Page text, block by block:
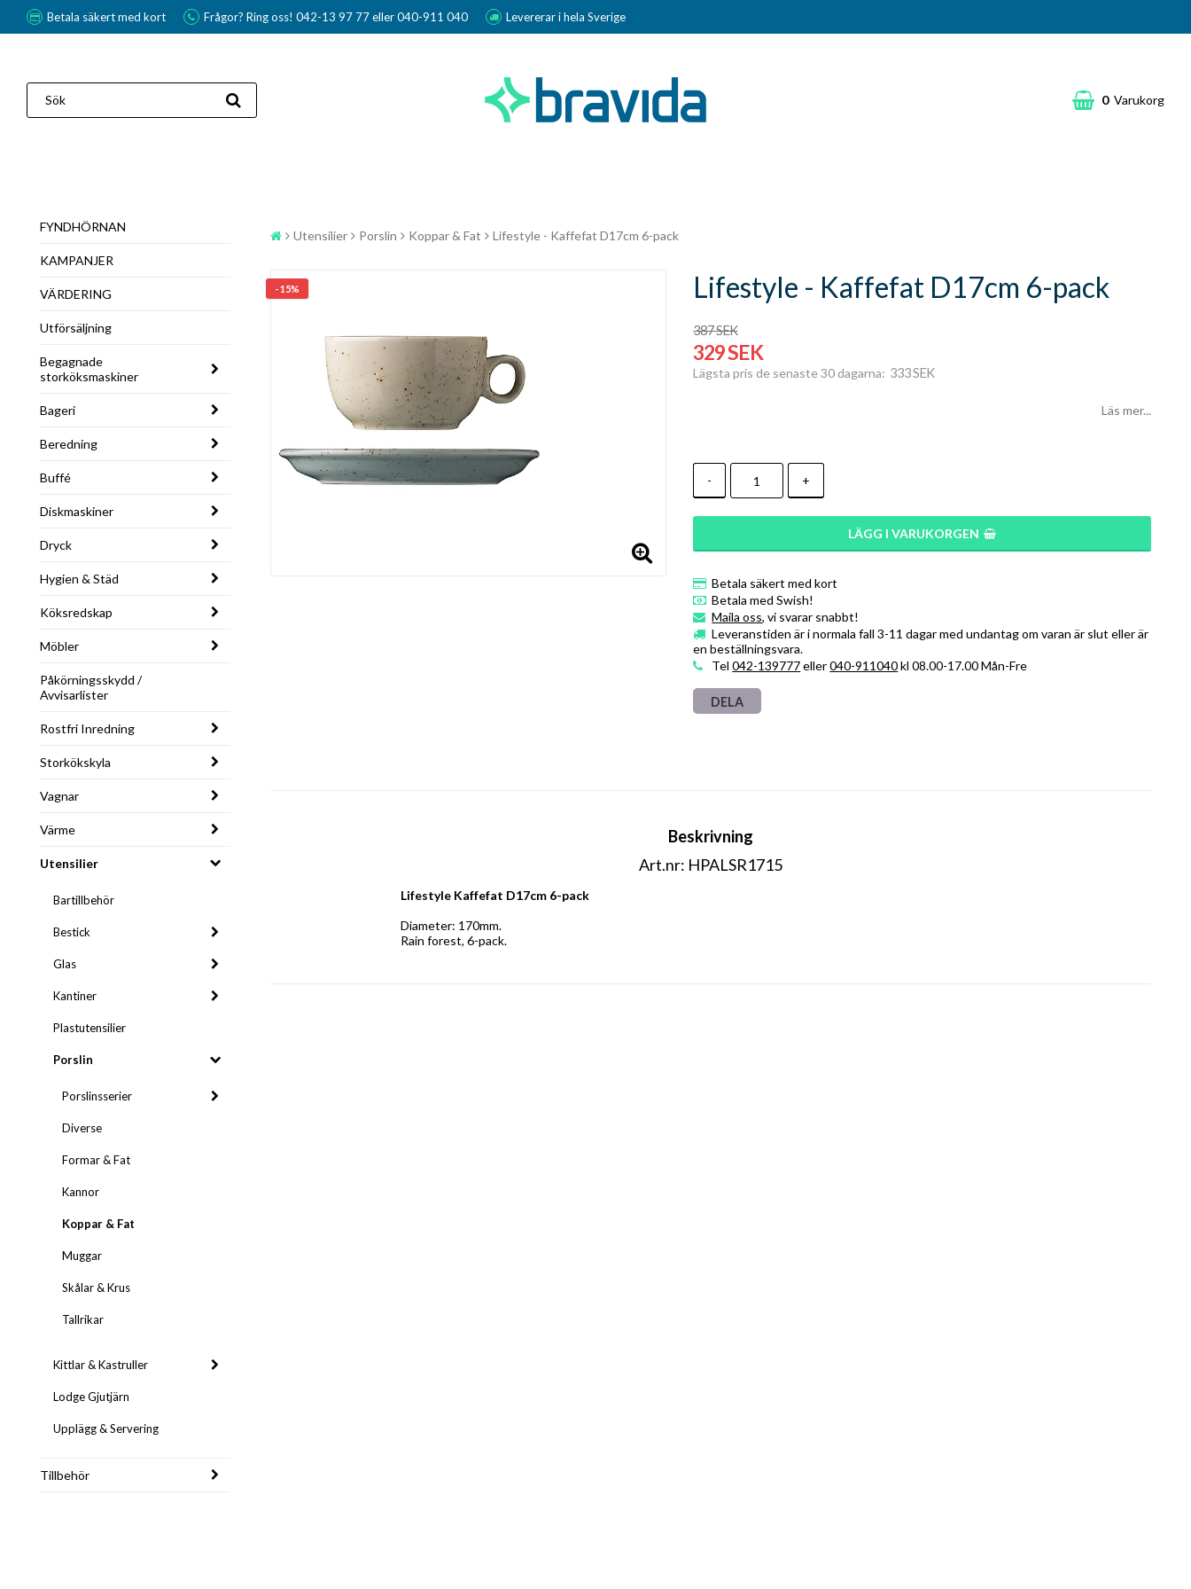
Betala säkert med kort Frågor? Ring oss! 042-13 97 77 eller 040-911 040 Levererar i hela Sverige
0 Varukorg
FYNDHÖRNAN
KAMPANJER
VÄRDERING
Utförsäljning
Begagnade
storköksmaskiner
Bageri
Beredning
Buffé
Diskmaskiner
Dryck
Hygien & Städ
Köksredskap
Möbler
Påkörningsskydd /
Avvisarlister
Rostfri Inredning
Storkökskyla
Vagnar
Värme
Utensilier
Bartillbehör
Bestick
Glas
Kantiner
Plastutensilier
Porslin
Porslinsserier
Diverse
Formar & Fat
Kannor
Koppar & Fat
Muggar
Skålar & Krus
Tallrikar
Kittlar & Kastruller
Lodge Gjutjärn
Upplägg & Servering
Tillbehör
Utensilier Porslin Koppar & Fat Lifestyle - Kaffefat D17cm 6-pack
- 15% Lifestyle - Kaffefat D17cm 6-pack
387 SEK
329 SEK
Lägsta pris de senaste 30 dagarna 333 SEK
Läs mer...
- +
LÄGG I VARUKORGEN
Betala säkert med kort
Betala med Swish!
Maila oss, vi svarar snabbt!
Leveranstiden är i normala fall 3-11 dagar med undantag om varan är slut eller är
en beställningsvara.
Tel042-139777eller040-911040kl 08.00-17.00 Mån-Fre
DELA
Beskrivning
Art.nr: HPALSR1715
Lifestyle Kaffefat D17cm 6-pack
Diameter: 170mm.
Rain forest, 6-pack.